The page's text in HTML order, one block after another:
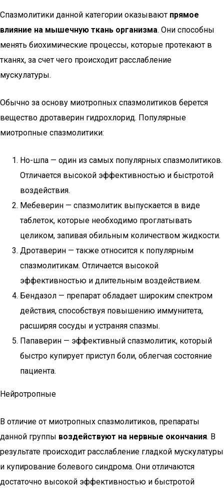
Спазмолитики данной категории оказывают прямое
влияние на мышечную ткань организма. Они способны
менять биохимические процессы, которые протекают в
тканях, за счет чего происходит расслабление
мускулатуры.
Обычно за основу миотропных спазмолитиков берется
вещество дротаверин гидрохлорид. Популярные
миотропные спазмолитики:
Но-шпа — один из самых популярных спазмолитиков.
Отличается высокой эффективностью и быстротой
воздействия.
Мебеверин — спазмолитик выпускается в виде
таблеток, которые необходимо проглатывать
целиком, запивая обильным количеством жидкости.
Дротаверин — также относится к популярным
спазмолитикам. Отличается высокой
эффективностью и длительным воздействием.
Бендазол — препарат обладает широким спектром
действия, способствуя повышению иммунитета,
расширяя сосуды и устраняя спазмы.
Папаверин — эффективный спазмолитик, который
быстро купирует приступ боли, облегчая состояние
пациента.
Нейротропные
В отличие от миотропных спазмолитиков, препараты
данной группы воздействуют на нервные окончания. В
результате происходит расслабление гладкой мускулатуры
и купирование болевого синдрома. Они отличаются
достаточно высокой эффективностью и быстротой